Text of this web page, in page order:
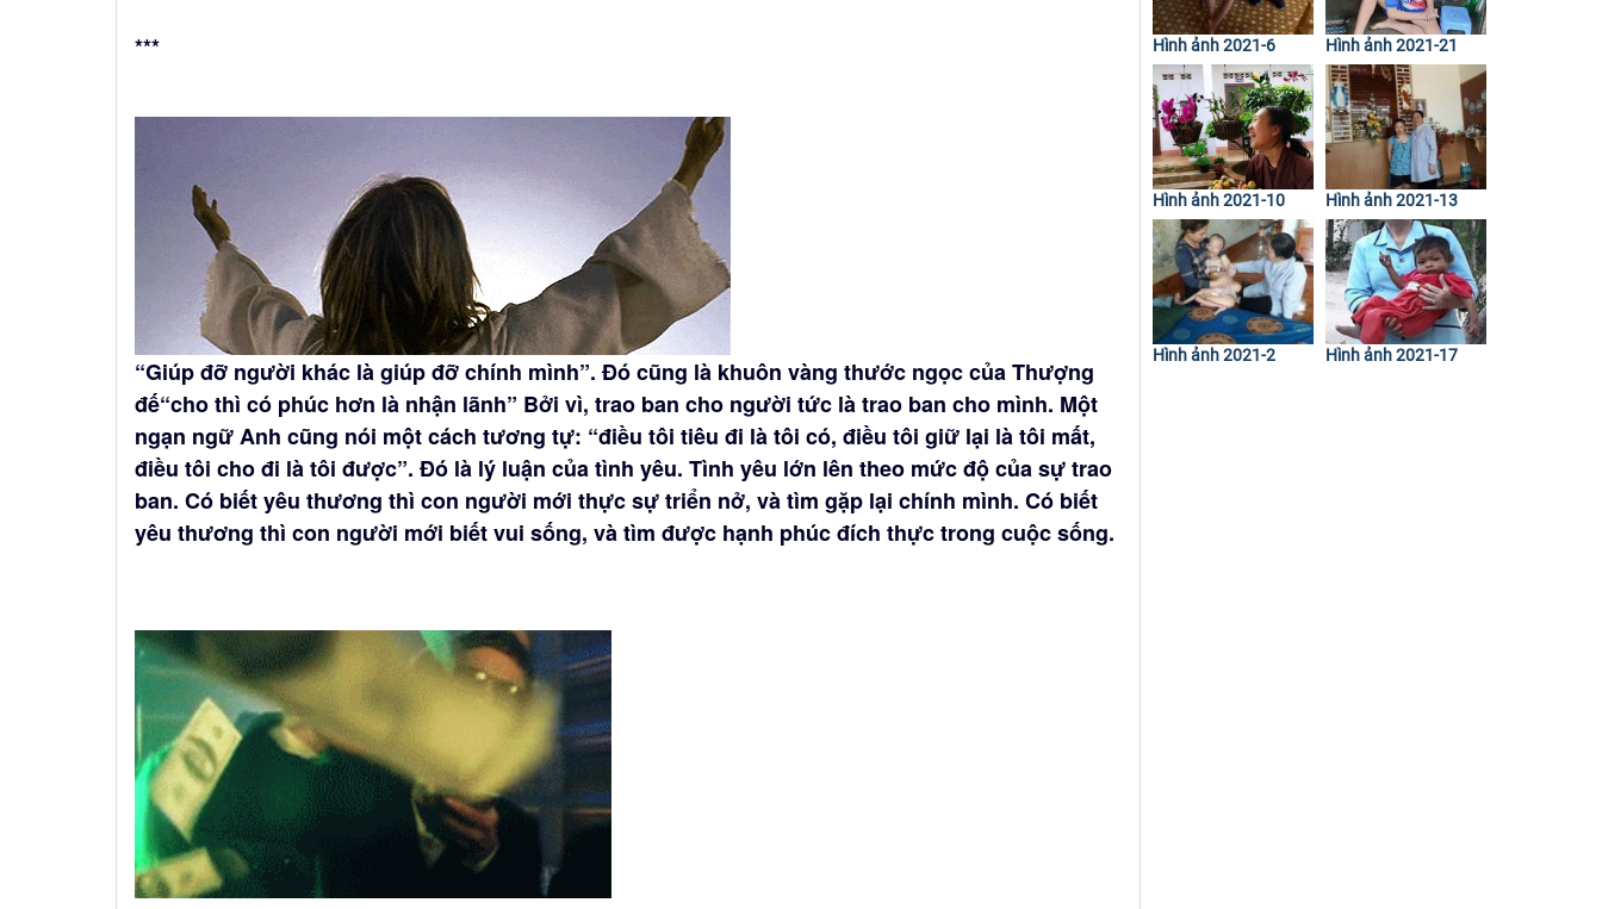
***
“Giúp đỡ người khác là giúp đỡ chính mình”. Đó cũng là khuôn vàng thước ngọc của Thượng
đế“cho thì có phúc hơn là nhận lãnh” Bởi vì, trao ban cho người tức là trao ban cho mình. Một
ngạn ngữ Anh cũng nói một cách tương tự: “điều tôi tiêu đi là tôi có, điều tôi giữ lại là tôi mất,
điều tôi cho đi là tôi được”. Đó là lý luận của tình yêu. Tình yêu lớn lên theo mức độ của sự trao
ban. Có biết yêu thương thì con người mới thực sự triển nở, và tìm gặp lại chính mình. Có biết
yêu thương thì con người mới biết vui sống, và tìm được hạnh phúc đích thực trong cuộc sống.
Hình ảnh 2021-6 Hình ảnh 2021-21
Hình ảnh 2021-10 Hình ảnh 2021-13
Hình ảnh 2021-2 Hình ảnh 2021-17